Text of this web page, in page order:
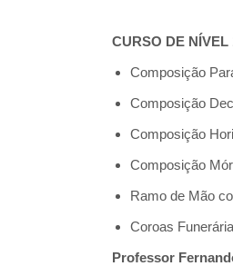
CURSO DE
Composição
Composição
Composição
Composição
Ramo de Mão
Coroas
Professor